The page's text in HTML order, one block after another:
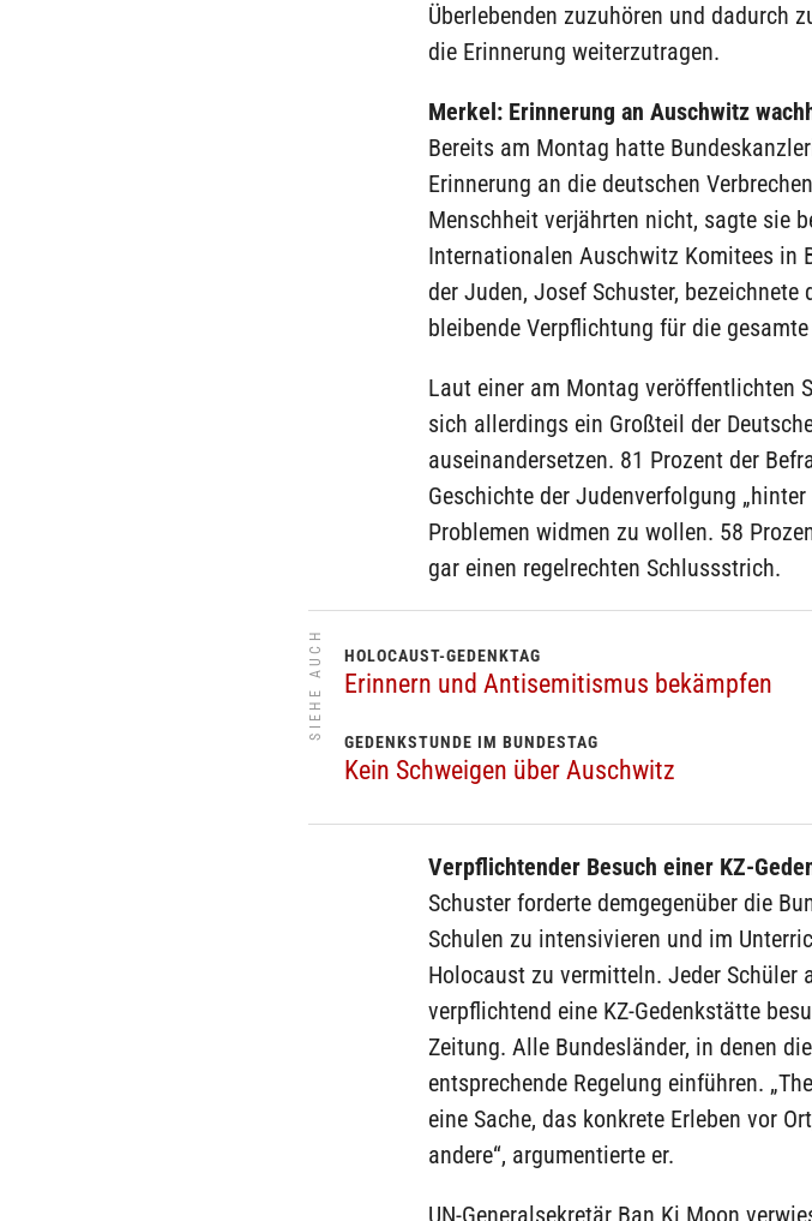
Überlebenden zuzuhören und dadurch
die Erinnerung weiterzutragen.
Merkel: Erinnerung an Auschwitz
Bereits am Montag hatte
Erinnerung an die deutschen
Menschheit verjährten nicht, sagte sie
Internationalen Auschwitz Komitees in
der Juden, Josef Schuster,
bleibende Verpflichtung für die
Laut einer am Montag veröffentlichten
sich allerdings ein Großteil der
auseinandersetzen. 81 Prozent der
Geschichte der Judenverfolgung
Problemen widmen zu wollen. 58
gar einen regelrechten Schlussstrich.
SIEHE AUCH HOLOCAUST-GEDENKTAG
Erinnern und Antisemitismus bekämpfen
GEDENKSTUNDE IM BUNDESTAG
Kein Schweigen über Auschwitz
Verpflichtender Besuch einer KZ-
Schuster forderte demgegenüber die
Schulen zu intensivieren und im
Holocaust zu vermitteln. Jeder Schüler
verpflichtend eine KZ-Gedenkstätte
Zeitung. Alle Bundesländer, in denen
entsprechende Regelung einführen.
eine Sache, das konkrete Erleben vor
andere“, argumentierte er.
UN-Generalsekretär Ban Ki Moon